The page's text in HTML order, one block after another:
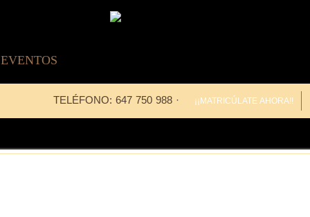
EVENTOS
TELÉFONO: 647 750 988 · ¡¡MATRICÚLATE AHORA!!